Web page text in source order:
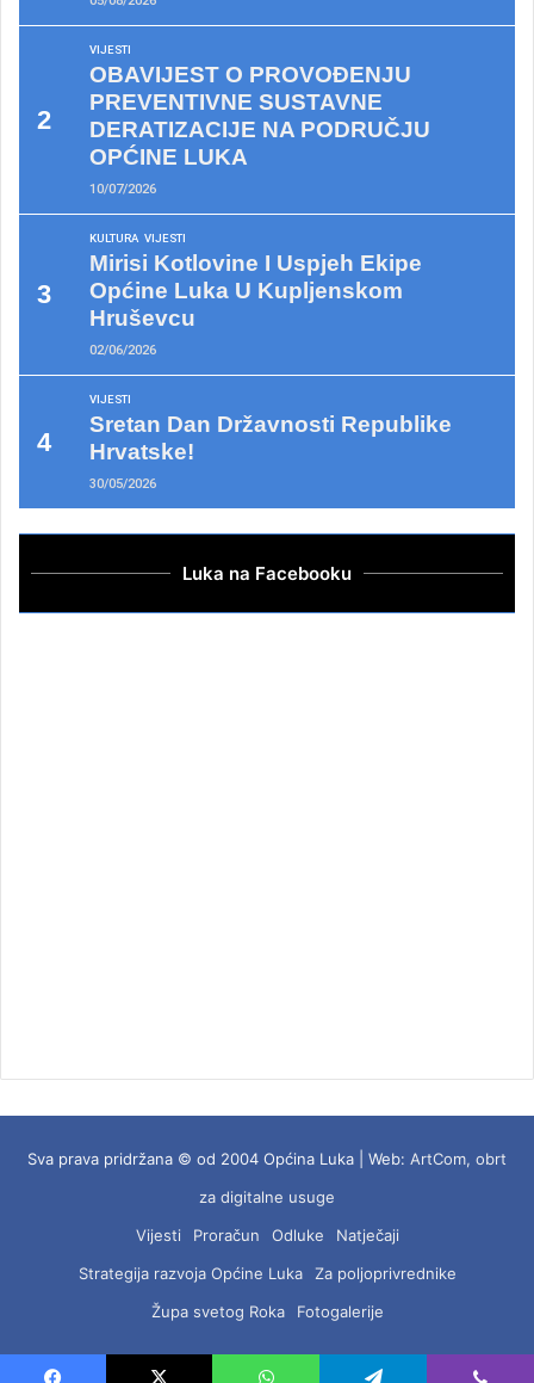
VIJESTI
OBAVIJEST O PROVOĐENJU
PREVENTIVNE SUSTAVNE
DERATIZACIJE NA PODRUČJU
OPĆINE LUKA
10/07/2026
KULTURA VIJESTI
Mirisi Kotlovine I Uspjeh Ekipe
Općine Luka U Kupljenskom
Hruševcu
02/06/2026
VIJESTI
Sretan Dan Državnosti Republike
Hrvatske!
30/05/2026
Luka na Facebooku
Sva prava pridržana © od 2004 Općina Luka | Web: ArtCom, obrt
za digitalne usuge
Vijesti
Proračun Odluke
Natječaji
Strategija razvoja Općine Luka
Za poljoprivrednike
Župa svetog Roka
Fotogalerije